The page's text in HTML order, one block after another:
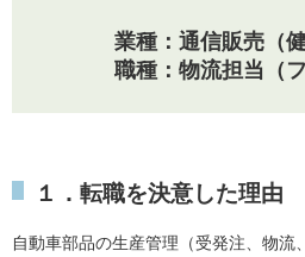
業種：通信販売（健
職種：物流担当（
１．転職を決意した理由
自動車部品の生産管理（受発注、物流